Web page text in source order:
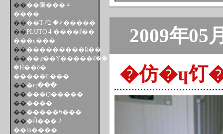
2009年05
�仿�ɥ
����䤷��� 4
�̾���
��
��Τޤˤޤ� 2 �����
��PLUTO 4 ����ľ��
���ͼ���
�����������Ʀ��
����ư��Υ�����व��
�Ĥ��δ�
�����Ľ���
���դ���
�����Ѻ�����
������
��
�����ߤ���
���Ĥ��� 2
��¼����